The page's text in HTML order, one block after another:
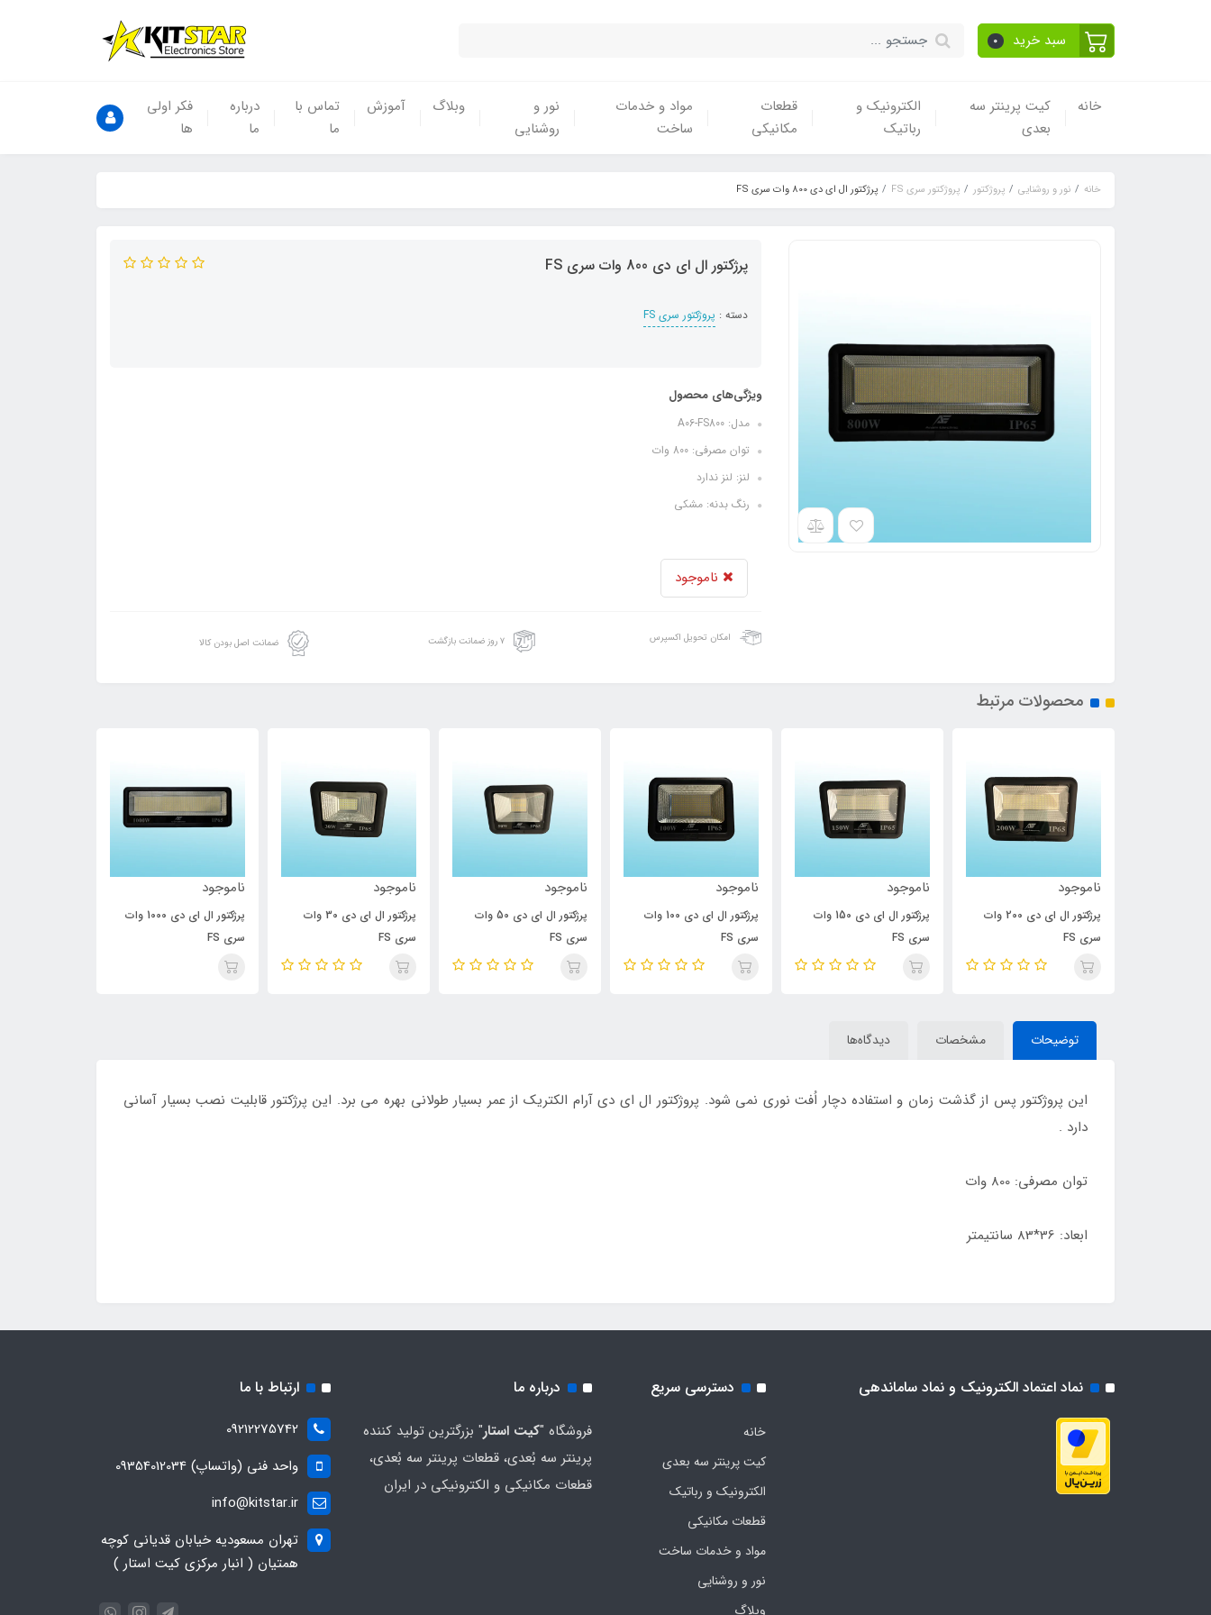
سبد خرید 0
خانه
کیت پرینتر سه
بعدی
الکترونیک و
رباتیک
قطعات
مکانیکی
مواد و خدمات
ساخت
نور و
روشنایی
وبلاگ آموزش
تماس با
ما
درباره
ما
فکر اولی
ها
خانه نور و روشنایی پروژکتور پروژکتور سری FS پرژکتور ال ای دی 800 وات سری FS
پرژکتور ال ای دی 800 وات سری FS
دسته : پروژکتور سری FS
ویژگی‌های محصول
مدل: A06-FS800
توان مصرفی: 800 وات
لنز: لنز ندارد
رنگ بدنه: مشکی
ناموجود
امکان تحویل اکسپرس ۷ روز ضمانت بازگشت ضمانت اصل بودن کالا
محصولات مرتبط
ناموجود
پرژکتور ال ای دی 200 وات
سری FS
ناموجود
پرژکتور ال ای دی 150 وات
سری FS
ناموجود
پرژکتور ال ای دی 100 وات
سری FS
ناموجود
پرژکتور ال ای دی 50 وات
سری FS
ناموجود
پرژکتور ال ای دی 30 وات
سری FS
ناموجود
پرژکتور ال ای دی 1000 وات
سری FS
توضیحات مشخصات دیدگاه‌ها
این پروژکتور پس از گذشت زمان و استفاده دچار اُفت نوری نمی شود. پروژکتور ال ای دی آرام الکتریک از عمر بسیار طولانی بهره می برد. این پرژکتور قابلیت نصب بسیار آسانی
دارد .
توان مصرفی: 800 وات
ابعاد: 36*83 سانتیمتر
نماد اعتماد الکترونیک و نماد ساماندهی دسترسی سریع
خانه
کیت پرینتر سه بعدی
الکترونیک و رباتیک
قطعات مکانیکی
مواد و خدمات ساخت
نور و روشنایی
وبلاگ
درباره ما
فروشگاه "کیت استار" بزرگترین تولید کننده
پرینتر سه بُعدی، قطعات پرینتر سه بُعدی،
قطعات مکانیکی و الکترونیکی در ایران
ارتباط با ما
09212275742
واحد فنی (واتساپ) 09354012034
info@kitstar.ir
تهران مسعودیه خیابان قدیانی کوچه
همتیان ( انبار مرکزی کیت استار )